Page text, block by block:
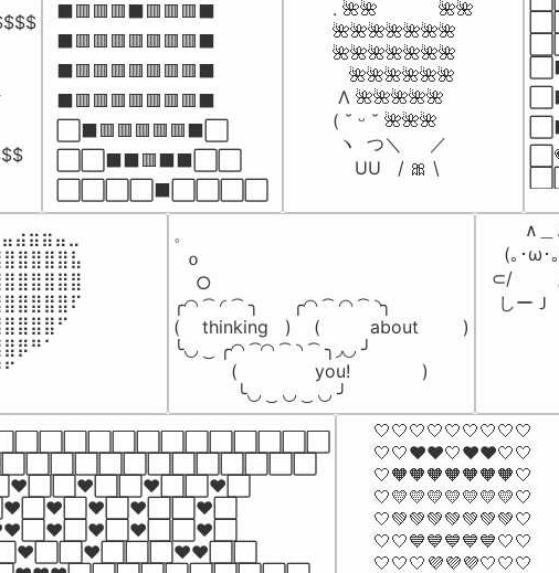
⬛🟥🟥🟥⬛🟥🟥🟥⬛
⬛🟥🟥🟥🟥🟥🟥🟥⬛
⬛🟥🟥🟥🟥🟥🟥🟥⬛
⬛🟥🟥🟥🟥🟥🟥🟥⬛
⬜⬛🟥🟥🟥🟥🟥⬛⬜
⬜⬜⬛⬛🟥⬛⬛⬜⬜
⬜⬜⬜⬜⬛⬜⬜⬜⬜
. 🌺🌺           🌺🌺
🌺🌺🌺🌺🌺🌺🌺
🌺🌺🌺🌺🌺🌺🌺
   🌺🌺🌺🌺🌺🌺
Λ 🌺🌺🌺🌺🌺
( ˘ ᵕ ˘ 🌺🌺🌺
ヽ  つ＼     ／
    UU   / 🎀 \
。
  ｏ
    ○
╭◜◝  ͡  ◜  ͡  ╮      ╭◜◝  ͡  ◜◝  ͡  ◝╮
(    thinking   )    (         about        )
╰◟◞  ͜  ╭◜◝  ͡ ◜◝  ͡  ◝  ͡  ╮◞◟◞ ╯
(              you!             )
╰◟◞  ͜  ◟◞  ͜  ◟◞ ╯
∧
(｡･ω･
⊂/　
しーＪ
.
゜
ﾟ
🤍🤍🤍🤍🤍🤍🤍🤍🤍
🤍🤍❤️❤️🤍❤️❤️🤍🤍
🤍🧡🧡🧡🧡🧡🧡🧡🤍
🤍💛💛💛💛💛💛💛🤍
🤍💚💚💚💚💚💚💚🤍
🤍🤍💙💙💙💙💙🤍🤍
🤍🤍🤍💜💜💜🤍🤍🤍